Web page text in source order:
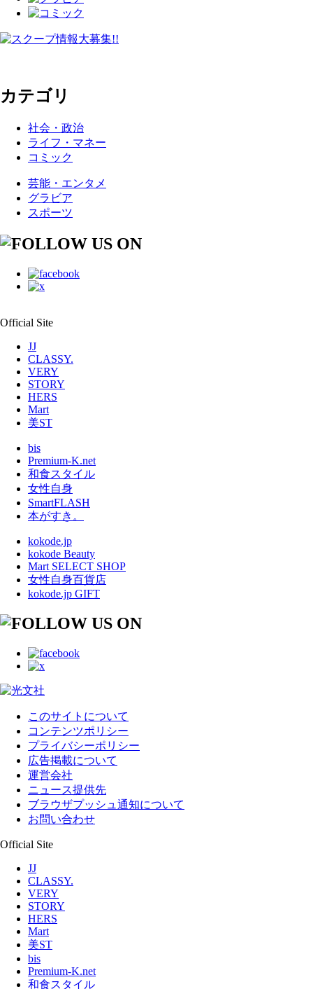
カテゴリ
社会・政治
ライフ・マネー
コミック
芸能・エンタメ
グラビア
スポーツ
Official Site
JJ
CLASSY.
VERY
STORY
HERS
Mart
美ST
bis
Premium-K.net
和食スタイル
女性自身
SmartFLASH
本がすき。
kokode.jp
kokode Beauty
Mart SELECT SHOP
女性自身百貨店
kokode.jp GIFT
このサイトについて
コンテンツポリシー
プライバシーポリシー
広告掲載について
運営会社
ニュース提供先
ブラウザプッシュ通知について
お問い合わせ
Official Site
JJ
CLASSY.
VERY
STORY
HERS
Mart
美ST
bis
Premium-K.net
和食スタイル